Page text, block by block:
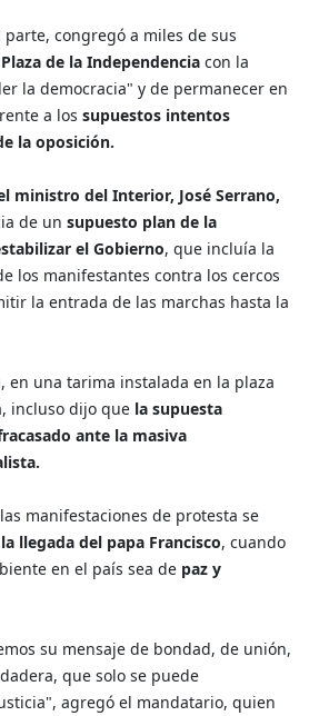
congregó a miles de sus
de la Independencia con la
la democracia" y de permanecer en
a lossupuestos intentos
la oposición.
ministro del Interior, José Serrano,
de un supuesto plan de la
el Gobierno, que incluía la
los manifestantes contra los cercos
la entrada de las marchas hasta la
en una tarima instalada en la plaza
incluso dijo que la supuesta
ante la masiva
manifestaciones de protesta se
la llegada del papa Francisco, cuando
en el país sea de paz y
su mensaje de bondad, de unión,
que solo se puede
agregó el mandatario, quien